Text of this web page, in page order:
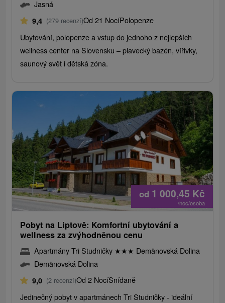
Jasná
9,4 (279 recenzí)Od 21 NocíPolopenze
Ubytování, polopenze a vstup do jednoho z nejlepších
wellness center na Slovensku – plavecký bazén, vířivky,
saunový svět i dětská zóna.
od 1 000,45 Kč
/noc/osoba
Pobyt na Liptově: Komfortní ubytování a
wellness za zvýhodněnou cenu
Apartmány Tri Studničky ★★★ Demänovská Dolina
Demänovská Dolina
9,0 (2 recenzí)Od 2 NocíSnídaně
Jedinečný pobyt v apartmánech Tri Studničky - ideální